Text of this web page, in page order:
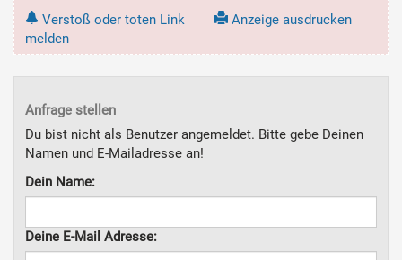
Verstoß oder toten Link
melden
Anzeige ausdrucken
Anfrage stellen
Du bist nicht als Benutzer angemeldet. Bitte gebe Deinen
Namen und E-Mailadresse an!
Dein Name:
Deine E-Mail Adresse: